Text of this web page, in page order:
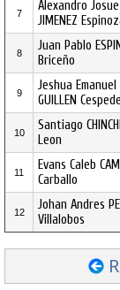
7
Alexandro Josue
JIMENEZ
8
Juan Pablo
Briceño
9
Jeshua Emanuel
GUILLEN
10
Santiago
Leon
11
Evans Caleb
Carballo
12
Johan Andres
Villalobos